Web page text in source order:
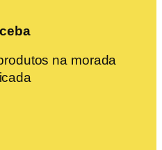
na morada